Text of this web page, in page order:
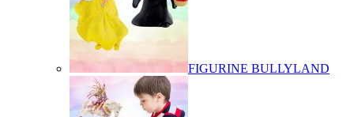
FIGURINE BULLYLAND